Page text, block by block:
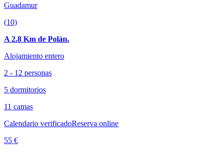
Guadamur
(10)
A 2.8 Km de Polán.
Alojamiento entero
2 - 12 personas
5 dormitorios
11 camas
Calendario verificadoReserva online
55 €